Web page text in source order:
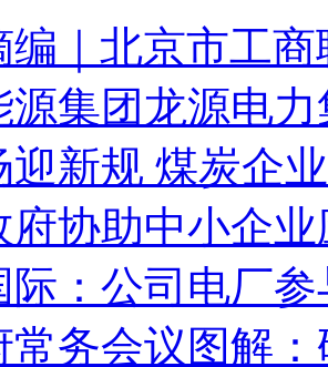
编｜北京市工
源集团龙源电
迎新规 煤炭企
府协助中小企
际：公司电厂
常务会议图解